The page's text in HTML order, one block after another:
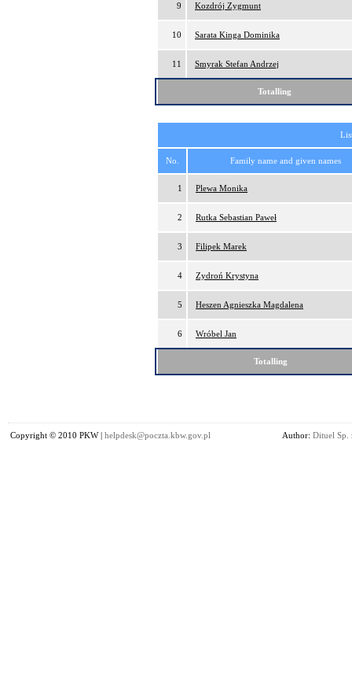
9 Kozdrój Zygmunt
10 Sarata Kinga Dominika
11 Smyrak Stefan Andrzej
Totalling
No. Family name and given names
1 Plewa Monika
2 Rutka Sebastian Paweł
3 Filipek Marek
4 Zydroń Krystyna
5 Heszen Agnieszka Magdalena
6 Wróbel Jan
Totalling
Copyright © 2010 PKW | helpdesk@poczta.kbw.gov.pl Author: Dituel Sp.